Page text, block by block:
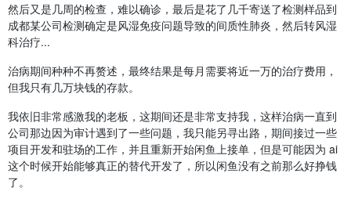
然后又是几周的检查，难以确诊，最后是花了几千寄送了检测样品到
成都某公司检测确定是风湿免疫问题导致的间质性肺炎，然后转风湿
科治疗...
治病期间种种不再赘述，最终结果是每月需要将近一万的治疗费用，
但我只有几万块钱的存款。
我依旧非常感激我的老板，这期间还是非常支持我，这样治病一直到
公司那边因为审计遇到了一些问题，我只能另寻出路，期间接过一些
项目开发和驻场的工作，并且重新开始闲鱼上接单，但是可能因为 ai
这个时候开始能够真正的替代开发了，所以闲鱼没有之前那么好挣钱
了。